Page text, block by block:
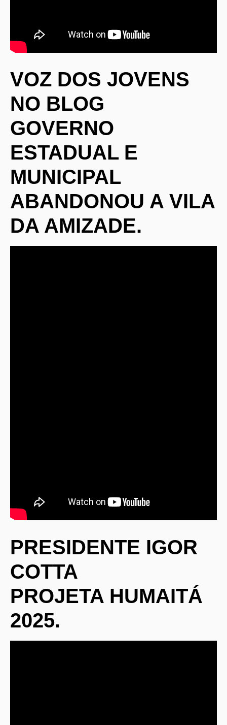
VOZ DOS JOVENS
NO BLOG
GOVERNO
ESTADUAL E
MUNICIPAL
ABANDONOU A VILA
DA AMIZADE.
PRESIDENTE IGOR
COTTA
PROJETA HUMAITÁ
2025.